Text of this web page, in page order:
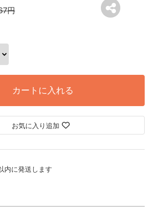
円
カートに入れる
お気に入り追加
内に発送します